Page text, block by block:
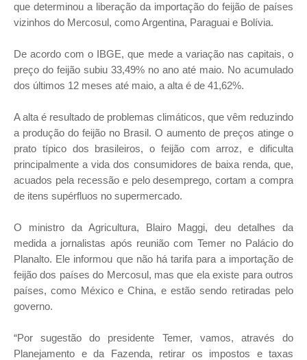
que determinou a liberação da importação do feijão de países
vizinhos do Mercosul, como Argentina, Paraguai e Bolívia.
De acordo com o IBGE, que mede a variação nas capitais, o
preço do feijão subiu 33,49% no ano até maio. No acumulado
dos últimos 12 meses até maio, a alta é de 41,62%.
A alta é resultado de problemas climáticos, que vêm reduzindo
a produção do feijão no Brasil. O aumento de preços atinge o
prato típico dos brasileiros, o feijão com arroz, e dificulta
principalmente a vida dos consumidores de baixa renda, que,
acuados pela recessão e pelo desemprego, cortam a compra
de itens supérfluos no supermercado.
O ministro da Agricultura, Blairo Maggi, deu detalhes da
medida a jornalistas após reunião com Temer no Palácio do
Planalto. Ele informou que não há tarifa para a importação de
feijão dos países do Mercosul, mas que ela existe para outros
países, como México e China, e estão sendo retiradas pelo
governo.
“Por sugestão do presidente Temer, vamos, através do
Planejamento e da Fazenda, retirar os impostos e taxas